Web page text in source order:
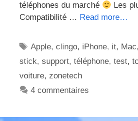
téléphones du marché
Les
Compatibilité … Read more…
Étiquettes
Apple,clingo, iPhone, it, Mac,
stick, support, téléphone, test,
voiture, zonetech
4 commentaires